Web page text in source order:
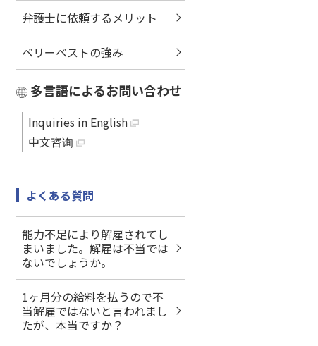
弁護士に依頼するメリット
ベリーベストの強み
多言語によるお問い合わせ
Inquiries in English
中文咨询
よくある質問
能力不足により解雇されてし
まいました。解雇は不当では
ないでしょうか。
1ヶ月分の給料を払うので不
当解雇ではないと言われまし
たが、本当ですか？